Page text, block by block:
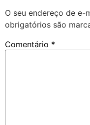
O seu endereço de e-
obrigatórios são
Comentário *